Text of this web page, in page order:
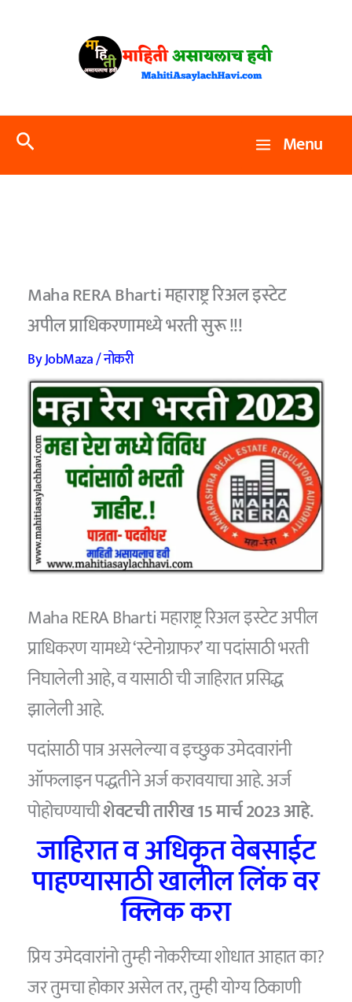
Search Menu
Maha RERA Bharti महाराष्ट्र रिअल इस्टेट
अपील प्राधिकरणामध्ये भरती सुरू !!!
ByJobMaza/नोकरी
Maha RERA Bharti महाराष्ट्र रिअल इस्टेट अपील
प्राधिकरण यामध्ये ‘स्टेनोग्राफर’ या पदांसाठी भरती
निघालेली आहे, व यासाठी ची जाहिरात प्रसिद्ध
झालेली आहे.
पदांसाठी पात्र असलेल्या व इच्छुक उमेदवारांनी
ऑफलाइन पद्धतीने अर्ज करावयाचा आहे. अर्ज
पोहोचण्याचीशेवटची तारीख 15 मार्च 2023 आहे.
जाहिरात व अधिकृत वेबसाईट
पाहण्यासाठी खालील लिंक वर
क्लिक करा
प्रिय उमेदवारांनो तुम्ही नोकरीच्या शोधात आहात का?
जर तुमचा होकार असेल तर, तुम्ही योग्य ठिकाणी